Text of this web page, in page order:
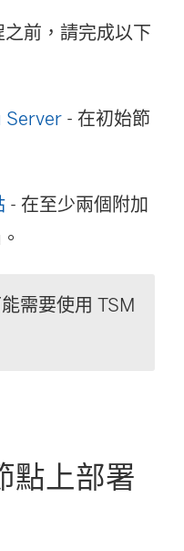
前，請完成以下
Server - 在初始節
- 在至少兩個附加
需要使用 TSM
點上部署